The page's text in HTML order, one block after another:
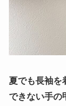
夏でも長袖を
できない手の